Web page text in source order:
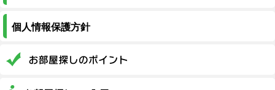
個人情報保護方針